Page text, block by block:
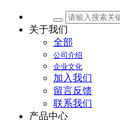
关于我们
全部
公司介绍
企业文化
加入我们
留言反馈
联系我们
产品中心